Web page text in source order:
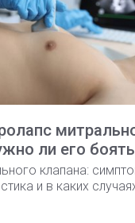
ли его
клапана:
и в каких